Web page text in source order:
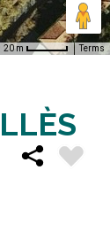
20 m Terms